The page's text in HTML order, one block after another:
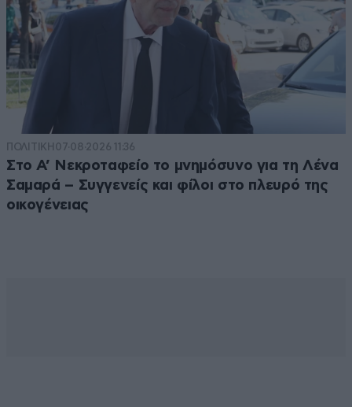
ΠΟΛΙΤΙΚΗ 07·08·2026 11:36
Στο Α’ Νεκροταφείο το μνημόσυνο για τη Λένα
Σαμαρά – Συγγενείς και φίλοι στο πλευρό της
οικογένειας